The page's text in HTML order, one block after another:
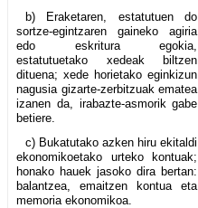
b) Eraketaren, estatutuen do
sortze-egintzaren gaineko agiria
edo eskritura egokia,
estatutuetako xedeak biltzen
dituena; xede horietako eginkizun
nagusia gizarte-zerbitzuak ematea
izanen da, irabazte-asmorik gabe
betiere.
c) Bukatutako azken hiru ekitaldi
ekonomikoetako urteko kontuak;
honako hauek jasoko dira bertan:
balantzea, emaitzen kontua eta
memoria ekonomikoa.